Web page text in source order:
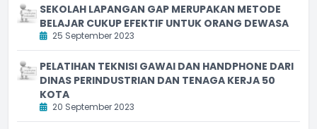
SEKOLAH LAPANGAN GAP MERUPAKAN METODE
BELAJAR CUKUP EFEKTIF UNTUK ORANG DEWASA
25 September 2023
PELATIHAN TEKNISI GAWAI DAN HANDPHONE DARI
DINAS PERINDUSTRIAN DAN TENAGA KERJA 50
KOTA
20 September 2023